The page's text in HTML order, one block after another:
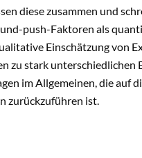
diese zusammen und
push-Faktoren als
Einschätzung von
zu stark unterschiedlichen
im Allgemeinen, die auf
zurückzuführen ist.